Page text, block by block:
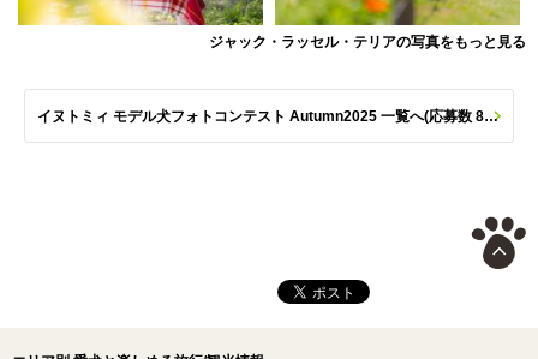
ジャック・ラッセル・テリアの写真をもっと見る
イヌトミィ モデル犬フォトコンテスト Autumn2025 一覧へ(応募数 801枚)